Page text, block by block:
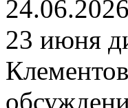
24.06.2026
23 июня